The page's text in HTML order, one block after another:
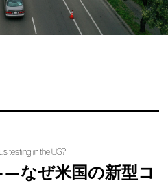
testing in the US?
なぜ米国の新型コ